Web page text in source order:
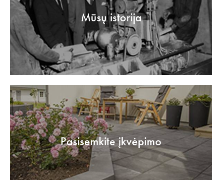
Mūsų istorija
Pasisemkite įkvėpimo